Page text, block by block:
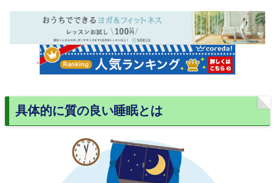
具体的に質の良い睡眠とは